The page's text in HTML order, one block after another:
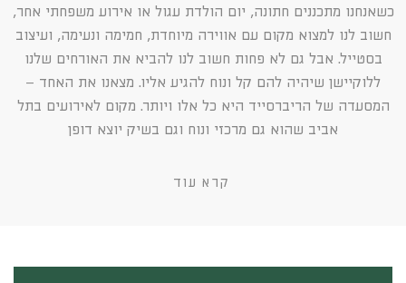
כשאנחנו מתכננים חתונה, יום הולדת עגול או אירוע משפחתי אחר,
חשוב לנו למצוא מקום עם אווירה מיוחדת, חמימה ונעימה, ועיצוב
בסטייל. אבל גם לא פחות חשוב לנו להביא את האורחים שלנו
ללוקיישן שיהיה להם קל ונוח להגיע אליו. מצאנו את האחד –
המסעדה של הריברסייד היא כל אלו ויותר. מקום לאירועים בתל
אביב שהוא גם מרכזי ונוח וגם בשיק יוצא דופן
קרא עוד